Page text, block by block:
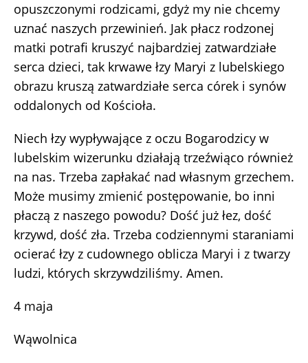
opuszczonymi rodzicami, gdyż my nie chcemy
uznać naszych przewinień. Jak płacz rodzonej
matki potrafi kruszyć najbardziej zatwardziałe
serca dzieci, tak krwawe łzy Maryi z lubelskiego
obrazu kruszą zatwardziałe serca córek i synów
oddalonych od Kościoła.
Niech łzy wypływające z oczu Bogarodzicy w
lubelskim wizerunku działają trzeźwiąco również
na nas. Trzeba zapłakać nad własnym grzechem.
Może musimy zmienić postępowanie, bo inni
płaczą z naszego powodu? Dość już łez, dość
krzywd, dość zła. Trzeba codziennymi staraniami
ocierać łzy z cudownego oblicza Maryi i z twarzy
ludzi, których skrzywdziliśmy. Amen.
4 maja
Wąwolnica